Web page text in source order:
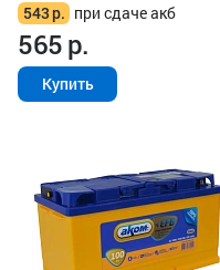
543р. при сдаче акб
565р.
Купить